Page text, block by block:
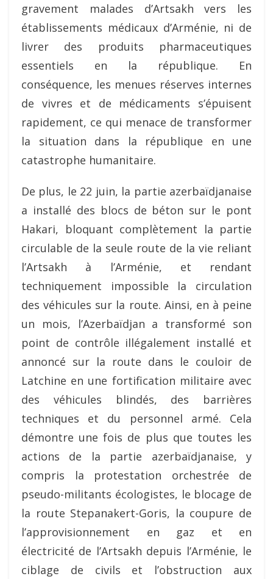
gravement malades d’Artsakh vers les
établissements médicaux d’Arménie, ni de
livrer des produits pharmaceutiques
essentiels en la république. En
conséquence, les menues réserves internes
de vivres et de médicaments s’épuisent
rapidement, ce qui menace de transformer
la situation dans la république en une
catastrophe humanitaire.
De plus, le 22 juin, la partie azerbaïdjanaise
a installé des blocs de béton sur le pont
Hakari, bloquant complètement la partie
circulable de la seule route de la vie reliant
l’Artsakh à l’Arménie, et rendant
techniquement impossible la circulation
des véhicules sur la route. Ainsi, en à peine
un mois, l’Azerbaïdjan a transformé son
point de contrôle illégalement installé et
annoncé sur la route dans le couloir de
Latchine en une fortification militaire avec
des véhicules blindés, des barrières
techniques et du personnel armé. Cela
démontre une fois de plus que toutes les
actions de la partie azerbaïdjanaise, y
compris la protestation orchestrée de
pseudo-militants écologistes, le blocage de
la route Stepanakert-Goris, la coupure de
l’approvisionnement en gaz et en
électricité de l’Artsakh depuis l’Arménie, le
ciblage de civils et l’obstruction aux